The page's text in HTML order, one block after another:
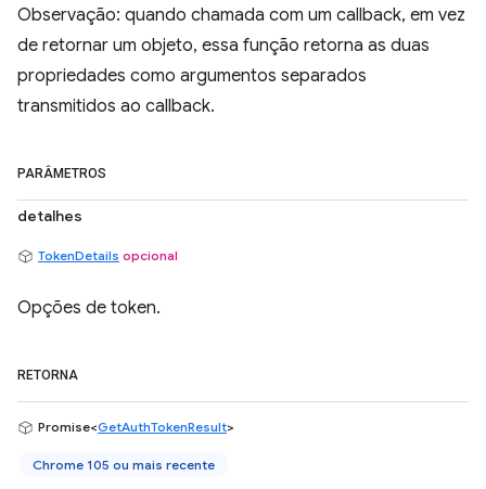
Observação: quando chamada com um callback, em vez
de retornar um objeto, essa função retorna as duas
propriedades como argumentos separados
transmitidos ao callback.
PARÂMETROS
detalhes
TokenDetails opcional
Opções de token.
RETORNA
Promise<GetAuthTokenResult>
Chrome 105 ou mais recente